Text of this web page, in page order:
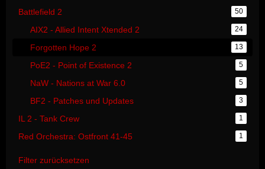
Battlefield 2 50
AIX2 - Allied Intent Xtended 2 24
Forgotten Hope 2 13
PoE2 - Point of Existence 2 5
NaW - Nations at War 6.0 5
BF2 - Patches und Updates 3
IL 2 - Tank Crew 1
Red Orchestra: Ostfront 41-45 1
Filter zurücksetzen